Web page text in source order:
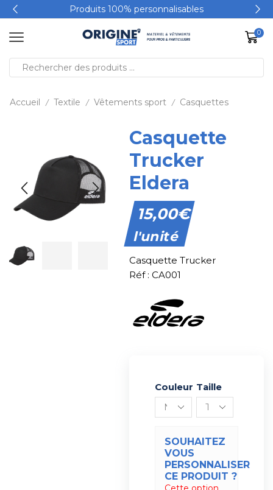
Produits 100% personnalisables
0
Accueil / Textile / Vêtements sport / Casquettes
Casquette
Trucker
Eldera
15,00€
l'unité
Casquette Trucker
Réf : CA001
Couleur Taille
SOUHAITEZ
VOUS
PERSONNALISER
CE PRODUIT ?
Alternative: